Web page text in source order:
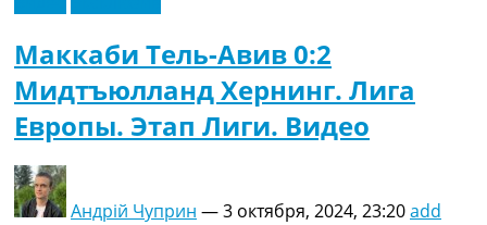
Маккаби Тель-Авив 0:2
Мидтъюлланд Хернинг. Лига
Европы. Этап Лиги. Видео
Андрій Чуприн —3 октября, 2024, 23:20add